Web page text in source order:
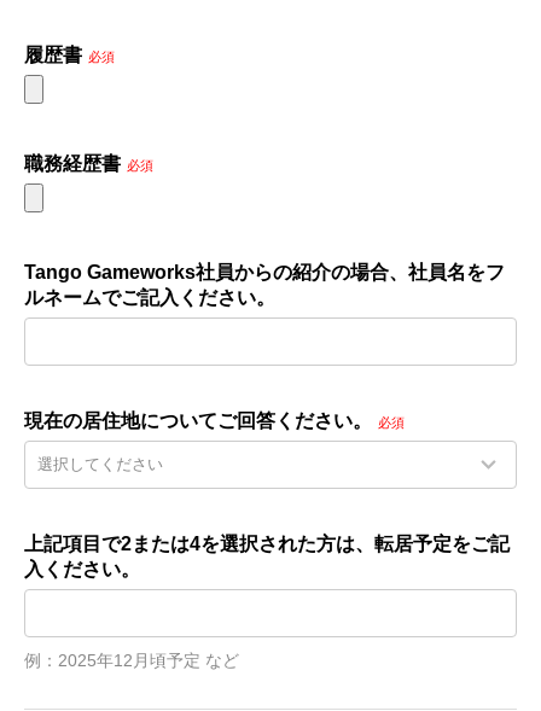
履歴書 必須
職務経歴書 必須
Tango Gameworks社員からの紹介の場合、社員名をフ
ルネームでご記入ください。
現在の居住地についてご回答ください。 必須
上記項目で2または4を選択された方は、転居予定をご記
入ください。
例：2025年12月頃予定 など